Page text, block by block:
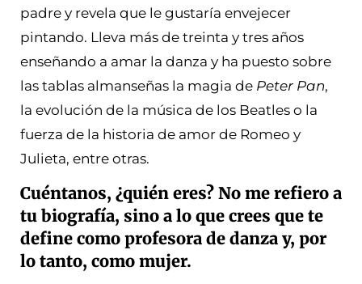
padre y revela que le gustaría envejecer
pintando. Lleva más de treinta y tres años
enseñando a amar la danza y ha puesto sobre
las tablas almanseñas la magia de Peter Pan,
la evolución de la música de los Beatles o la
fuerza de la historia de amor de Romeo y
Julieta, entre otras.
Cuéntanos, ¿quién eres? No me refiero a
tu biografía, sino a lo que crees que te
define como profesora de danza y, por
lo tanto, como mujer.